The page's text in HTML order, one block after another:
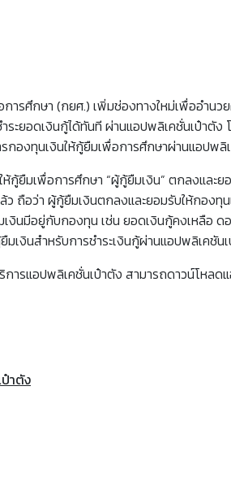
ารศึกษา (กยศ.) เพิ่มช่องทางใหม่เพื่ออำน
ระยอดเงินกู้ได้ทันที ผ่านแอปพลิเคชั่นเป๋าตั
รกองทุนเงินให้กู้ยืมเพื่อการศึกษาผ่านแอปพ
กู้ยืมเพื่อการศึกษา “ผู้กู้ยืมเงิน” ตกลงและ
ว ถือว่า ผู้กู้ยืมเงินตกลงและยอมรับให้กองทุ
งินมีอยู่กับกองทุน เช่น ยอดเงินกู้คงเหลือ ด
เงินสำหรับการชำระเงินกู้ผ่านแอปพลิเคชัน
การแอปพลิเคชั่นเป๋าตัง สามารถดาวน์โหล
าตัง